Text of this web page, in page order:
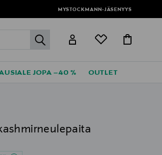
MYSTOCKMANN-JÄSENYYS
label.header.go
JOPA –40 % OUTLET